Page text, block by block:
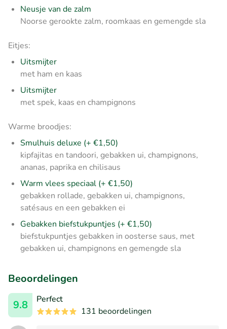
Neusje van de zalm
Noorse gerookte zalm, roomkaas en gemengde sla
Eitjes:
Uitsmijter
met ham en kaas
Uitsmijter
met spek, kaas en champignons
Warme broodjes:
Smulhuis deluxe (+ €1,50)
kipfajitas en tandoori, gebakken ui, champignons,
ananas, paprika en chilisaus
Warm vlees speciaal (+ €1,50)
gebakken rollade, gebakken ui, champignons,
satésaus en een gebakken ei
Gebakken biefstukpuntjes (+ €1,50)
biefstukpuntjes gebakken in oosterse saus, met
gebakken ui, champignons en gemengde sla
Beoordelingen
9.8
Perfect
131 beoordelingen